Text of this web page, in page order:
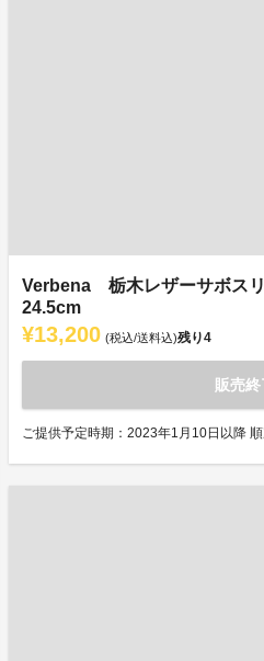
Verbena 栃木レザーサボス
24.5cm
¥13,200 (税込/送料込)残り4
販売終
ご提供予定時期：2023年1月10日以降